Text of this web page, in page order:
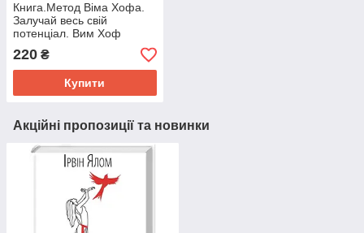
Книга.Метод Віма Хофа.
Залучай весь свій
потенціал. Вим Хоф
220 ₴
Купити
Акційні пропозиції та новинки